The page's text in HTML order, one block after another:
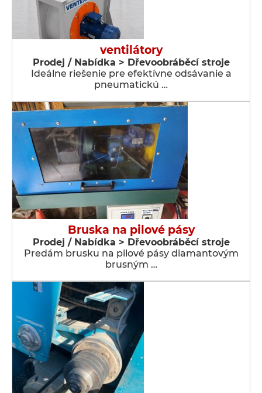
ventilátory
Prodej / Nabídka > Dřevoobráběcí stroje
Ideálne riešenie pre efektívne odsávanie a
pneumatickú …
Bruska na pilové pásy
Prodej / Nabídka > Dřevoobráběcí stroje
Predám brusku na pilové pásy diamantovým
brusným …